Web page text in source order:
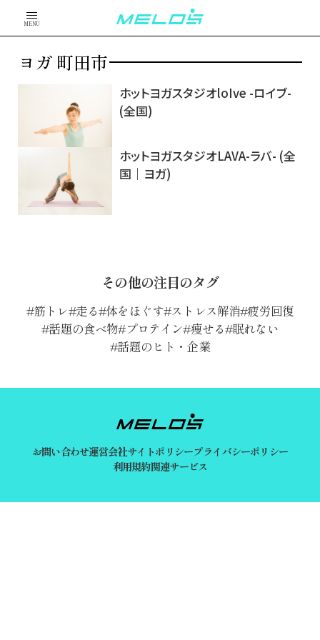
MENU
ヨガ 町田市
ホットヨガスタジオloIve -ロイブ-
(全国)
ホットヨガスタジオLAVA-ラバ- (全
国｜ヨガ)
その他の注目のタグ
筋トレ 走る 体をほぐす ストレス解消 疲労回復
話題の食べ物 プロテイン 痩せる 眠れない
話題のヒト・企業
お問い合わせ運営会社サイトポリシープライバシーポリシー
利用規約関連サービス